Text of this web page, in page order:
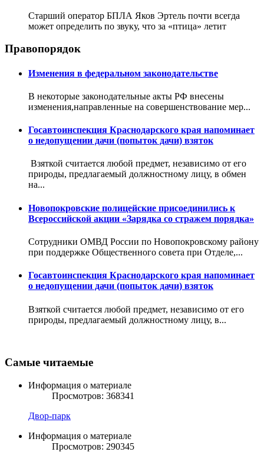
Старший оператор БПЛА Яков Эртель почти всегда
может определить по звуку, что за «птица» летит
Правопорядок
Изменения в федеральном законодательстве
В некоторые законодательные акты РФ внесены
изменения,направленные на совершенствование мер...
Госавтоинспекция Краснодарского края напоминает
о недопущении дачи (попыток дачи) взяток
Взяткой считается любой предмет, независимо от его
природы, предлагаемый должностному лицу, в обмен
на...
Новопокровские полицейские присоединились к
Всероссийской акции «Зарядка со стражем порядка»
Сотрудники ОМВД России по Новопокровскому району
при поддержке Общественного совета при Отделе,...
Госавтоинспекция Краснодарского края напоминает
о недопущении дачи (попыток дачи) взяток
Взяткой считается любой предмет, независимо от его
природы, предлагаемый должностному лицу, в...
Самые читаемые
Информация о материале
Просмотров: 368341
Двор-парк
Информация о материале
Просмотров: 290345